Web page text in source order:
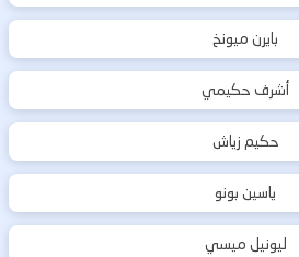
بايرن ميونخ
أشرف حكيمي
حكيم زياش
ياسين بونو
ليونيل ميسي